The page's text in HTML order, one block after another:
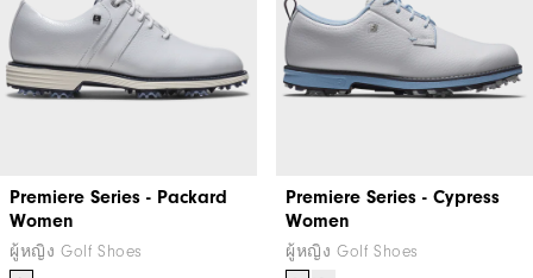
Premiere Series - Packard
Women
ผู้หญิง Golf Shoes
Premiere Series - Cypress
Women
ผู้หญิง Golf Shoes